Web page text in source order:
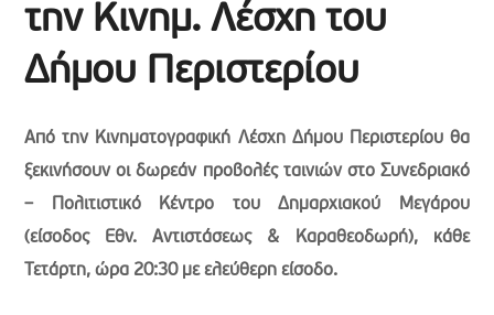
την Κινημ. Λέσχη του
Δήμου Περιστερίου
Από την Κινηματογραφική Λέσχη Δήμου Περιστερίου θα
ξεκινήσουν οι δωρεάν προβολές ταινιών στο Συνεδριακό
– Πολιτιστικό Κέντρο του Δημαρχιακού Μεγάρου
(είσοδος Εθν. Αντιστάσεως & Καραθεοδωρή), κάθε
Τετάρτη, ώρα 20:30 με ελεύθερη είσοδο.